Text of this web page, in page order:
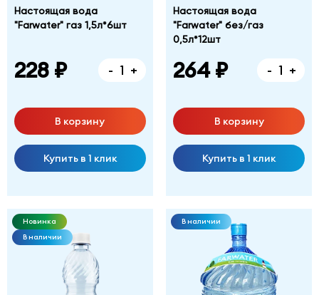
Настоящая вода
"Farwater" газ 1,5л*6шт
228 ₽ - +
В корзину
Купить в 1 клик
Настоящая вода
"Farwater" без/газ
0,5л*12шт
264 ₽ - +
В корзину
Купить в 1 клик
Новинка
В наличии
В наличии